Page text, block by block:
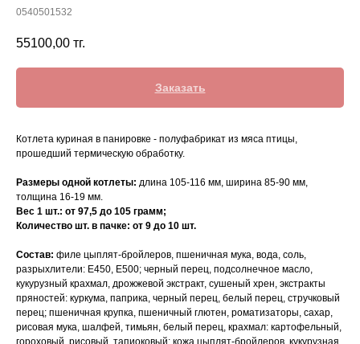
0540501532
55100,00 тг.
Заказать
Котлета куриная в панировке - полуфабрикат из мяса птицы,
прошедший термическую обработку.
Размеры одной котлеты: длина 105-116 мм, ширина 85-90 мм,
толщина 16-19 мм.
Вес 1 шт.: от 97,5 до 105 грамм;
Количество шт. в пачке: от 9 до 10 шт.
Состав: филе цыплят-бройлеров, пшеничная мука, вода, соль,
разрыхлители: Е450, E500; черный перец, подсолнечное масло,
кукурузный крахмал, дрожжевой экстракт, сушеный хрен, экстракты
пряностей: куркума, паприка, черный перец, белый перец, стручковый
перец; пшеничная крупка, пшеничный глютен, роматизаторы, сахар,
рисовая мука, шалфей, тимьян, белый перец, крахмал: картофельный,